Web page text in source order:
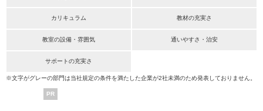
カリキュラム 教材の充実さ
教室の設備・雰囲気 通いやすさ・治安
サポートの充実さ
※文字がグレーの部門は当社規定の条件を満たした企業が2社未満のため発表しておりません。
PR